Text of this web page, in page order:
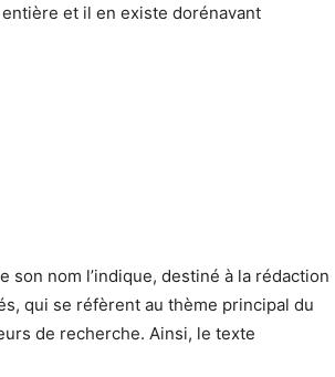
et il en existe dorénavant
son nom l’indique, destiné à la rédaction
qui se réfèrent au thème principal du
de recherche. Ainsi, le texte